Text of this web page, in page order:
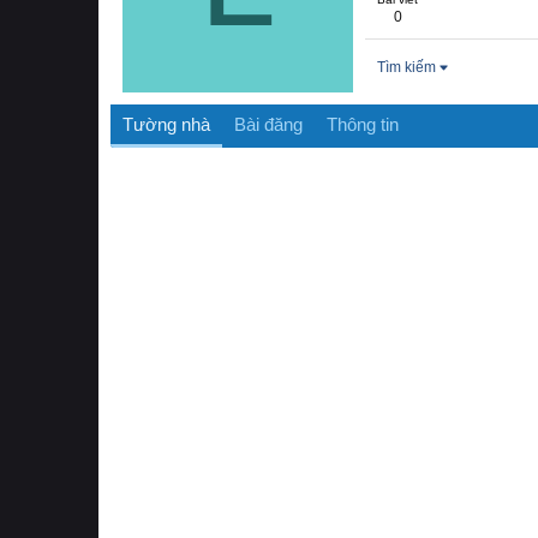
0
Tìm kiếm
Tường nhà Bài đăng Thông tin